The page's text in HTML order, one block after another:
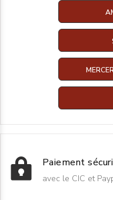
Paiement
avec le CIC et